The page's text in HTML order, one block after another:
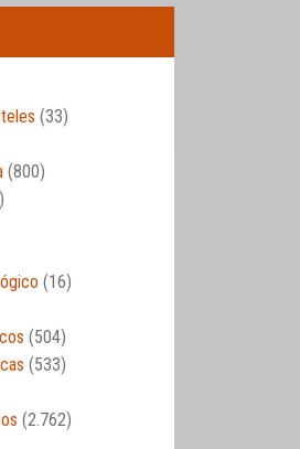
(33)
(800)
(16)
(504)
(533)
(2.762)